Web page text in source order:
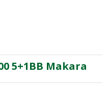
5+1BB Makara